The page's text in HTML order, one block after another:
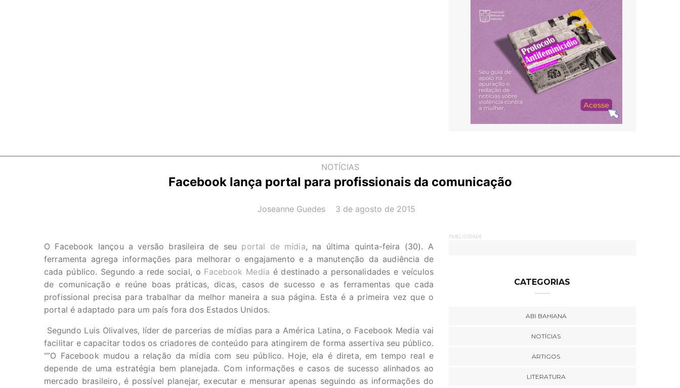
NOTÍCIAS
Facebook lança portal para profissionais da comunicação
AUTOR(A):
Joseanne Guedes DATA:
3 de agosto de 2015
O Facebook lançou a versão brasileira de seu portal de mídia, na última quinta-feira (30). A
ferramenta agrega informações para melhorar o engajamento e a manutenção da audiência de
cada público. Segundo a rede social, o Facebook Media é destinado a personalidades e veículos
de comunicação e reúne boas práticas, dicas, casos de sucesso e as ferramentas que cada
profissional precisa para trabalhar da melhor maneira a sua página. Esta é a primeira vez que o
portal é adaptado para um país fora dos Estados Unidos.
Segundo Luis Olivalves, líder de parcerias de mídias para a América Latina, o Facebook Media vai
facilitar e capacitar todos os criadores de conteúdo para atingirem de forma assertiva seu público.
“”O Facebook mudou a relação da mídia com seu público. Hoje, ela é direta, em tempo real e
depende de uma estratégia bem planejada. Com informações e casos de sucesso alinhados ao
mercado brasileiro, é possível planejar, executar e mensurar apenas seguindo as informações do
PUBLICIDADE
CATEGORIAS
ABI BAHIANA
NOTÍCIAS
ARTIGOS
LITERATURA